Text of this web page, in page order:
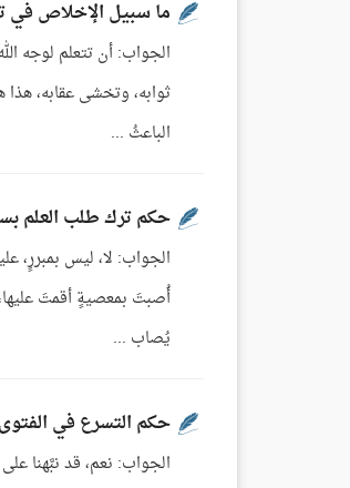
ما سبيل الإخلاص في
ثوابه، وتخشى عقابه،
الباعثُ ...
حكم ترك طلب العلم
الجواب: لا، ليس بمبررٍ،
أُصبتَ بمعصيةٍ أقمتَ
يُصاب ...
حكم التسرع في
الجواب: نعم، قد نبَّهنا